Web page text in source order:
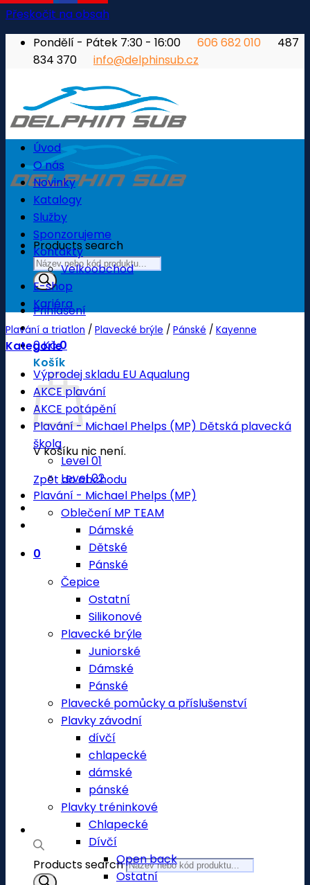
Přeskočit na obsah
Pondělí - Pátek 7:30 - 16:00
606 682 010
487
834 370
info@delphinsub.cz
Products search
Přihlášení
0Kč0
Košík
V košíku nic není.
Zpět do obchodu
0
Products search
Úvod
O nás
Novinky
Katalogy
Služby
Sponzorujeme
Kontakty
Velkoobchod
E-shop
Kariéra
Plavání a triatlon / Plavecké brýle / Pánské / Kayenne
Kategorie
Výprodej skladu EU Aqualung
AKCE plavání
AKCE potápění
Plavání - Michael Phelps (MP) Dětská plavecká
škola
Level 01
Level 02
Plavání - Michael Phelps (MP)
Oblečení MP TEAM
Dámské
Dětské
Pánské
Čepice
Ostatní
Silikonové
Plavecké brýle
Juniorské
Dámské
Pánské
Plavecké pomůcky a příslušenství
Plavky závodní
dívčí
chlapecké
dámské
pánské
Plavky tréninkové
Chlapecké
Dívčí
Open back
Ostatní